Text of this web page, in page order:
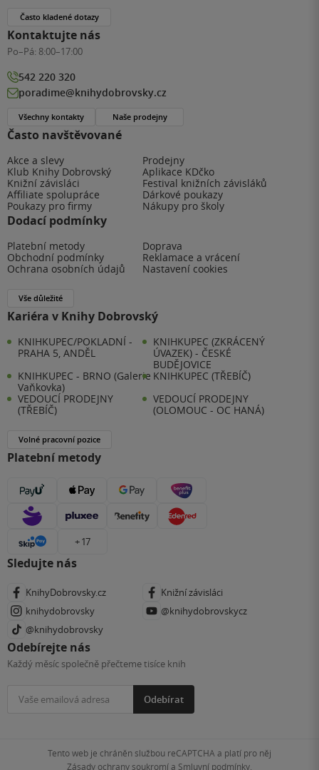
Často navštěvované
Akce a slevy
Prodejny
Klub Knihy Dobrovský
Aplikace KDčko
Knižní závisláci
Festival knižních závisláků
Affiliate spolupráce
Dárkové poukazy
Poukazy pro firmy
Nákupy pro školy
Dodací podmínky
Platební metody
Doprava
Obchodní podmínky
Reklamace a vrácení
Ochrana osobních údajů
Nastavení cookies
Vše důležité
Kariéra v Knihy Dobrovský
KNIHKUPEC/POKLADNÍ -
PRAHA 5, ANDĚL
KNIHKUPEC (ZKRÁCENÝ
ÚVAZEK) - ČESKÉ
BUDĚJOVICE
KNIHKUPEC - BRNO (Galerie
Vaňkovka)
KNIHKUPEC (TŘEBÍČ)
VEDOUCÍ PRODEJNY
(TŘEBÍČ)
VEDOUCÍ PRODEJNY
(OLOMOUC - OC HANÁ)
Volné pracovní pozice
Platební metody
+ 17
Sledujte nás
KnihyDobrovsky.cz
Knižní závisláci
knihydobrovsky
@knihydobrovskycz
@knihydobrovsky
Odebírejte nás
Každý měsíc společně přečteme tisíce knih
Odebírat
Často kladené dotazy
Kontaktujte nás
Po–Pá: 8:00–17:00
542 220 320
poradime@knihydobrovsky.cz
Všechny kontakty Naše prodejny
Tento web je chráněn službou reCAPTCHA a platí pro něj
Zásady ochrany soukromía Smluvní podmínky